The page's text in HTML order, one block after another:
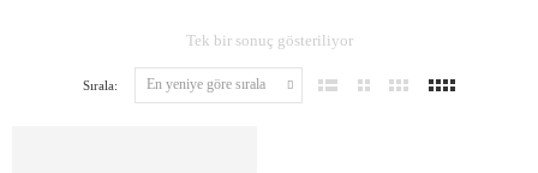
Tek bir sonuç gösteriliyor
Sırala: